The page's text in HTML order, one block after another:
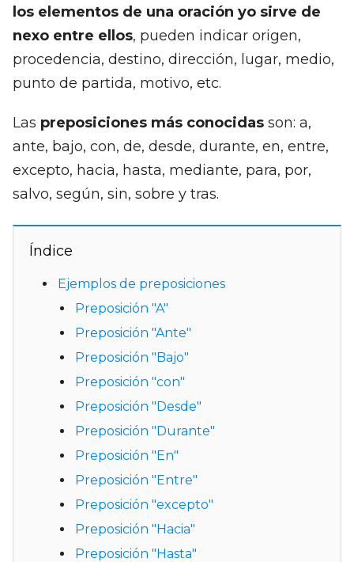
los elementos de una oración yo sirve de
nexo entre ellos, pueden indicar origen,
procedencia, destino, dirección, lugar, medio,
punto de partida, motivo, etc.
Las preposiciones más conocidas son: a,
ante, bajo, con, de, desde, durante, en, entre,
excepto, hacia, hasta, mediante, para, por,
salvo, según, sin, sobre y tras.
Índice
Ejemplos de preposiciones
Preposición "A"
Preposición "Ante"
Preposición "Bajo"
Preposición "con"
Preposición "Desde"
Preposición "Durante"
Preposición "En"
Preposición "Entre"
Preposición "excepto"
Preposición "Hacia"
Preposición "Hasta"